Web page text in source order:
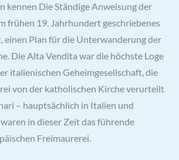
kennen Die Ständige Anweisung der
frühen 19. Jahrhundert geschriebenes
einen Plan für die Unterwanderung der
Die Alta Vendita war die höchste Loge
italienischen Geheimgesellschaft, die
von der katholischen Kirche verurteilt
– hauptsächlich in Italien und
in dieser Zeit das führende
Freimaurerei.